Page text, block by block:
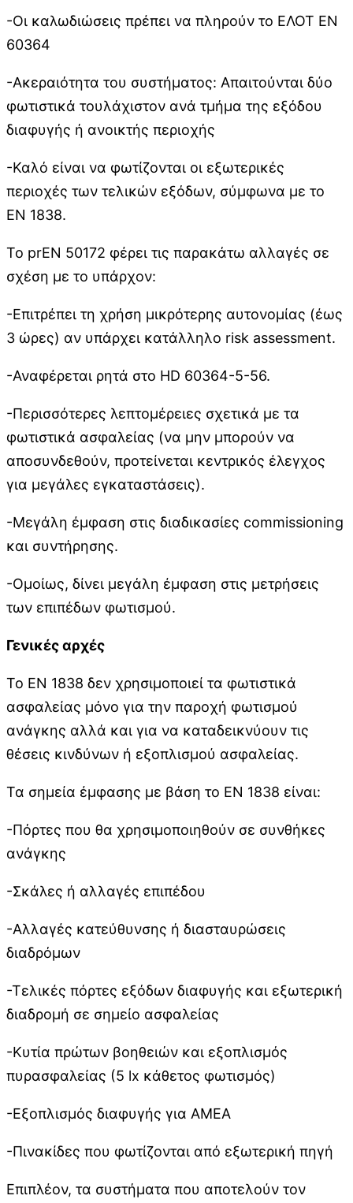
-Οι καλωδιώσεις πρέπει να πληρούν το ΕΛΟΤ ΕΝ
60364
-Ακεραιότητα του συστήματος: Απαιτούνται δύο
φωτιστικά τουλάχιστον ανά τμήμα της εξόδου
διαφυγής ή ανοικτής περιοχής
-Καλό είναι να φωτίζονται οι εξωτερικές
περιοχές των τελικών εξόδων, σύμφωνα με το
ΕΝ 1838.
To prEN 50172 φέρει τις παρακάτω αλλαγές σε
σχέση με το υπάρχον:
-Επιτρέπει τη χρήση μικρότερης αυτονομίας (έως
3 ώρες) αν υπάρχει κατάλληλο risk assessment.
-Αναφέρεται ρητά στο HD 60364-5-56.
-Περισσότερες λεπτομέρειες σχετικά με τα
φωτιστικά ασφαλείας (να μην μπορούν να
αποσυνδεθούν, προτείνεται κεντρικός έλεγχος
για μεγάλες εγκαταστάσεις).
-Μεγάλη έμφαση στις διαδικασίες commissioning
και συντήρησης.
-Ομοίως, δίνει μεγάλη έμφαση στις μετρήσεις
των επιπέδων φωτισμού.
Γενικές αρχές
Το ΕΝ 1838 δεν χρησιμοποιεί τα φωτιστικά
ασφαλείας μόνο για την παροχή φωτισμού
ανάγκης αλλά και για να καταδεικνύουν τις
θέσεις κινδύνων ή εξοπλισμού ασφαλείας.
Τα σημεία έμφασης με βάση το ΕΝ 1838 είναι:
-Πόρτες που θα χρησιμοποιηθούν σε συνθήκες
ανάγκης
-Σκάλες ή αλλαγές επιπέδου
-Αλλαγές κατεύθυνσης ή διασταυρώσεις
διαδρόμων
-Τελικές πόρτες εξόδων διαφυγής και εξωτερική
διαδρομή σε σημείο ασφαλείας
-Κυτία πρώτων βοηθειών και εξοπλισμός
πυρασφαλείας (5 lx κάθετος φωτισμός)
-Εξοπλισμός διαφυγής για ΑΜΕΑ
-Πινακίδες που φωτίζονται από εξωτερική πηγή
Επιπλέον, τα συστήματα που αποτελούν τον